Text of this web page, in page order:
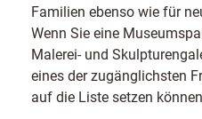
Familien ebenso wie für
Wenn Sie eine
Malerei- und
eines der zugänglichsten
auf die Liste setzen